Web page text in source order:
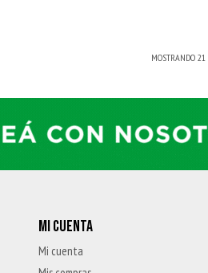
MOSTRANDO21
MI CUENTA
Mi cuenta